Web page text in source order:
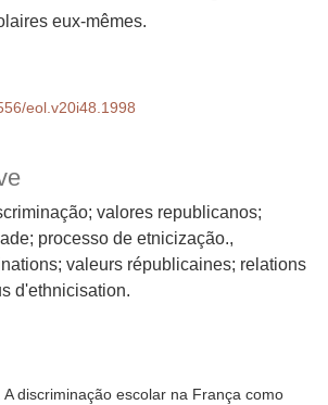
valores republicanos;
processo de etnicização.
valeurs républicaines; relations
d'ethnicisation.
A discriminação escolar na França como
eux-mêmes.
eol.v20i48.1998